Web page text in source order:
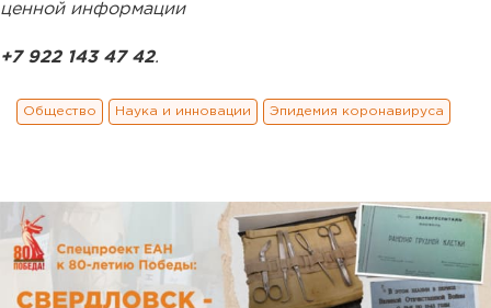
ценной информации
+7 922 143 47 42.
Общество Наука и инновации Эпидемия коронавируса